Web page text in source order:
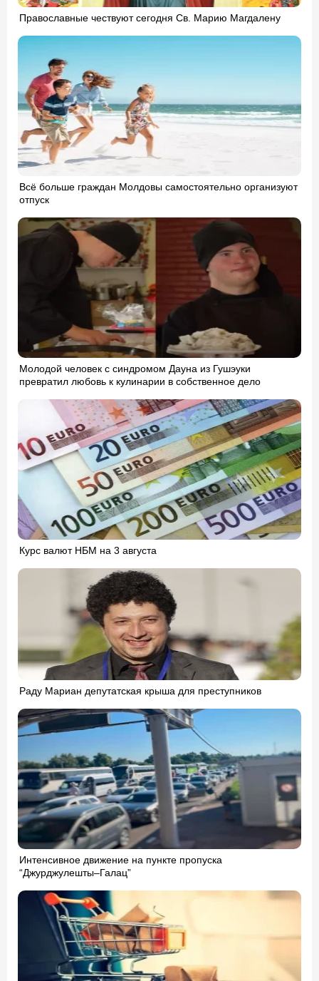
Православные чествуют сегодня Св. Марию Магдалену
Всё больше граждан Молдовы самостоятельно организуют
отпуск
Молодой человек с синдромом Дауна из Гушэуки
превратил любовь к кулинарии в собственное дело
Курс валют НБМ на 3 августа
Раду Мариан депутатская крыша для преступников
Интенсивное движение на пункте пропуска
“Джурджулешты–Галац”